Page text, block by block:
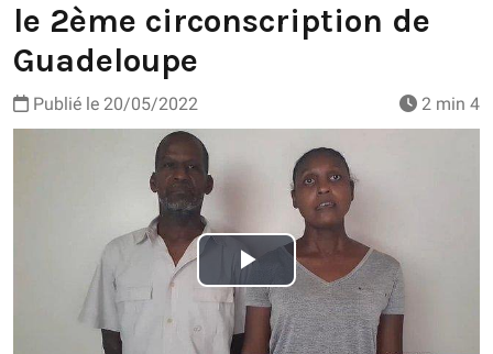
le 2ème circonscription de
Guadeloupe
Publié le 20/05/2022 2 min 4
Play
Video